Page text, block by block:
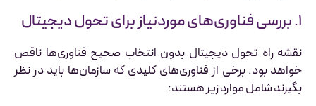
۱. بررسی فناوری‌های موردنیاز برای تحول دیجیتال
نقشه راه تحول دیجیتال بدون انتخاب صحیح فناوری‌ها ناقص
خواهد بود. برخی از فناوری‌های کلیدی که سازمان‌ها باید در نظر
بگیرند شامل موارد زیر هستند: